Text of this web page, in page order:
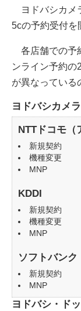
ヨドバシカメ
5cの予約受付を
各店舗での予
ンライン予約の
が異なっている
ヨドバシカメ
NTTドコモ（
新規契約
機種変更
MNP
KDDI
新規契約
機種変更
MNP
ソフトバンク
新規契約
MNP
ヨドバシ・ド